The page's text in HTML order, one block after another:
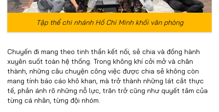
Tập thể chi nhánh Hồ Chi Minh khối văn phòng
Chuyến đi mang theo tinh thần kết nối, sẻ chia và đồng hành
xuyên suốt toàn hệ thống. Trong không khí cởi mở và chân
thành, những câu chuyện công việc được chia sẻ không còn
mang tính báo cáo khô khan, mà trở thành những lát cắt thực
tế, phản ánh rõ những nỗ lực, trăn trở cũng như quyết tâm của
từng cá nhân, từng đội nhóm.